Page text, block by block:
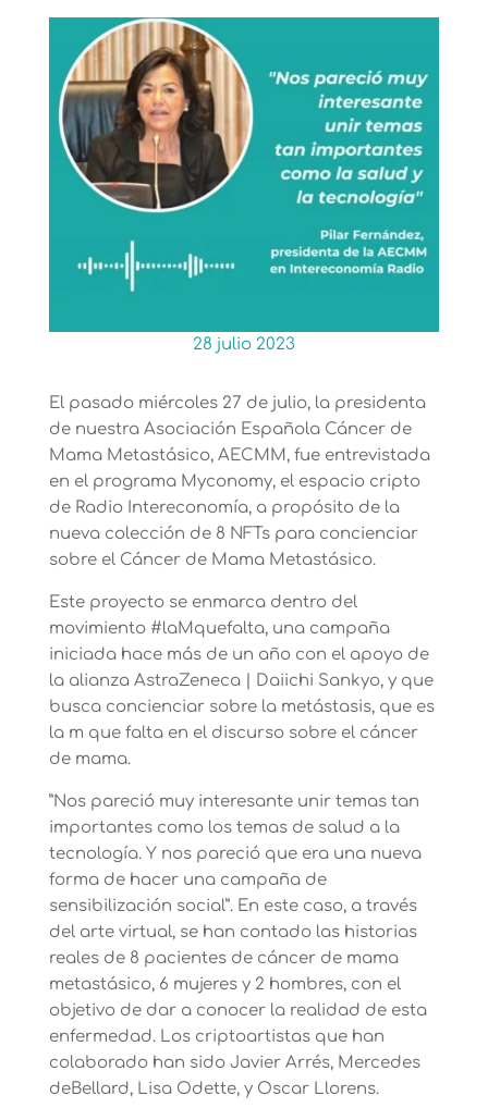
28 julio 2023
El pasado miércoles 27 de julio, la presidenta
de nuestra Asociación Española Cáncer de
Mama Metastásico, AECMM, fue entrevistada
en el programa Myconomy, el espacio cripto
de Radio Intereconomía, a propósito de la
nueva colección de 8 NFTs para concienciar
sobre el Cáncer de Mama Metastásico.
Este proyecto se enmarca dentro del
movimiento #laMquefalta, una campaña
iniciada hace más de un año con el apoyo de
la alianza AstraZeneca | Daiichi Sankyo, y que
busca concienciar sobre la metástasis, que es
la m que falta en el discurso sobre el cáncer
de mama.
”Nos pareció muy interesante unir temas tan
importantes como los temas de salud a la
tecnología. Y nos pareció que era una nueva
forma de hacer una campaña de
sensibilización social”. En este caso, a través
del arte virtual, se han contado las historias
reales de 8 pacientes de cáncer de mama
metastásico, 6 mujeres y 2 hombres, con el
objetivo de dar a conocer la realidad de esta
enfermedad. Los criptoartistas que han
colaborado han sido Javier Arrés, Mercedes
deBellard, Lisa Odette, y Oscar Llorens.